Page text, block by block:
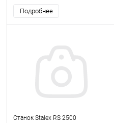
Подробнее
Станок Stalex RS 2500